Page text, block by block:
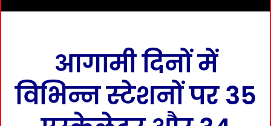
आगामी दिनों में
विभिन्न स्टेशनों पर 35